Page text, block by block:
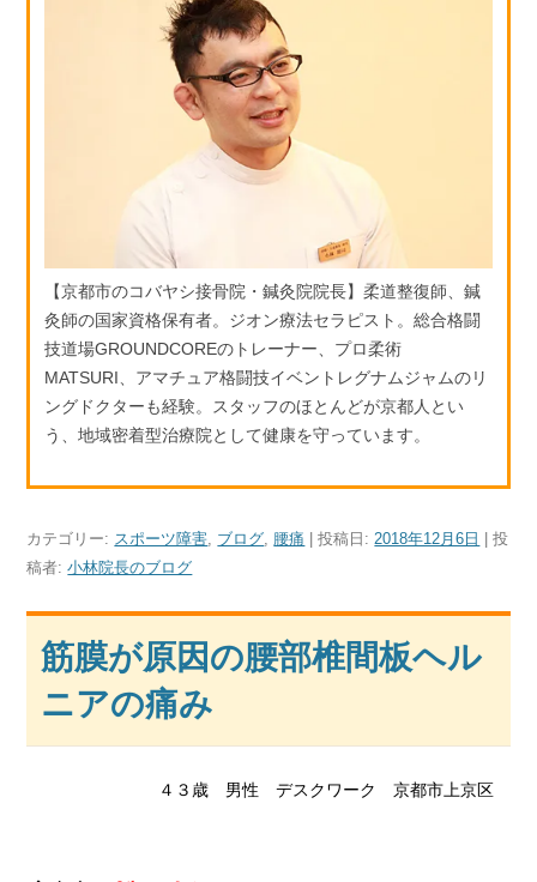
【京都市のコバヤシ接骨院・鍼灸院院長】柔道整復師、鍼
灸師の国家資格保有者。ジオン療法セラピスト。総合格闘
技道場GROUNDCOREのトレーナー、プロ柔術
MATSURI、アマチュア格闘技イベントレグナムジャムのリ
ングドクターも経験。スタッフのほとんどが京都人とい
う、地域密着型治療院として健康を守っています。
カテゴリー: スポーツ障害 ブログ 腰痛 | 投稿日: 2018年12月6日 |投
稿者:小林院長のブログ
筋膜が原因の腰部椎間板ヘル
ニアの痛み
４３歳 男性 デスクワーク 京都市上京区